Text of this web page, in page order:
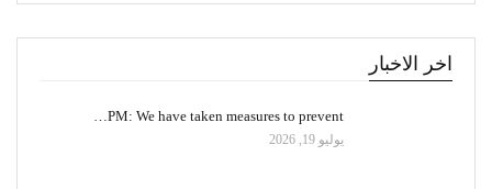
اخر الاخبار
PM: We have taken measures to prevent…
يوليو 19, 2026